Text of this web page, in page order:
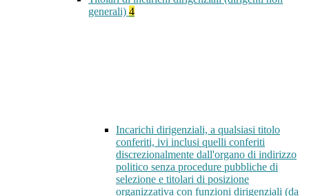
generali) 4
Incarichi dirigenziali, a qualsiasi titolo
conferiti, ivi inclusi quelli conferiti
discrezionalmente dall'organo di indirizzo
politico senza procedure pubbliche di
selezione e titolari di posizione
organizzativa con funzioni dirigenziali (da